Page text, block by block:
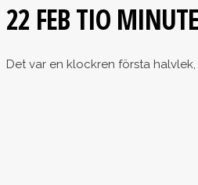
22 FEBTIO
Det var en klockren första